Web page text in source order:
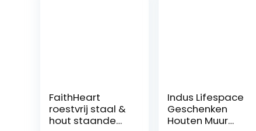
FaithHeart
roestvrij staal &
hout staande
Indus Lifespace
Geschenken
Houten Muur